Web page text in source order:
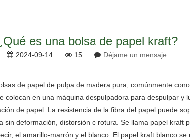
es una bolsa de papel kraft?
2024-09-14 15 Déjame un mensaje
de papel de pulpa de madera pura, comúnmente
en una máquina despulpadora para despulpar y
de papel. La resistencia de la fibra del papel puede
deformación, distorsión o rotura. Se llama papel kraft
el amarillo-marrón y el blanco. El papel kraft blanco